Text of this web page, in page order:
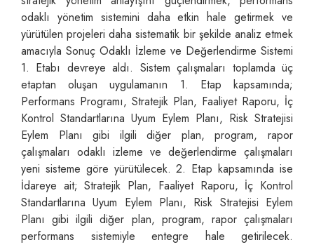
odaklı yönetim sistemini daha etkin hale getirmek ve
yürütülen projeleri daha sistematik bir şekilde analiz etmek
amacıyla Sonuç Odaklı İzleme ve Değerlendirme Sistemi
1. Etabı devreye aldı. Sistem çalışmaları toplamda üç
etaptan oluşan uygulamanın 1. Etap kapsamında;
Performans Programı, Stratejik Plan, Faaliyet Raporu, İç
Kontrol Standartlarına Uyum Eylem Planı, Risk Stratejisi
Eylem Planı gibi ilgili diğer plan, program, rapor
çalışmaları odaklı izleme ve değerlendirme çalışmaları
yeni sisteme göre yürütülecek. 2. Etap kapsamında ise
İdareye ait; Stratejik Plan, Faaliyet Raporu, İç Kontrol
Standartlarına Uyum Eylem Planı, Risk Stratejisi Eylem
Planı gibi ilgili diğer plan, program, rapor çalışmaları
performans sistemiyle entegre hale getirilecek.